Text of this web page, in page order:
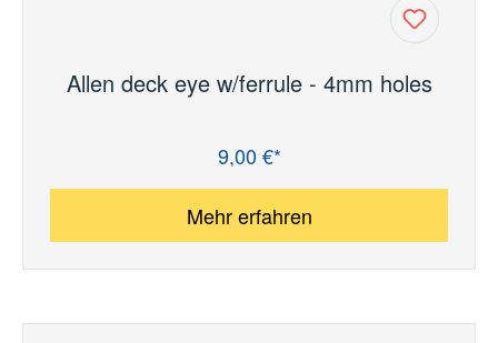
Allen deck eye w/ferrule - 4mm holes
9,00 €*
Mehr erfahren